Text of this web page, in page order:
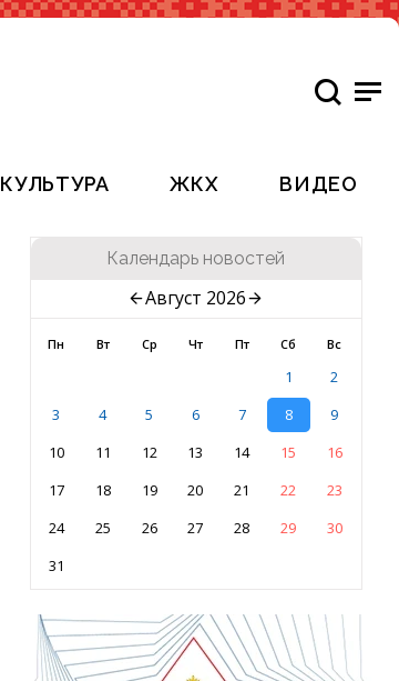
КУЛЬТУРА ЖКХ ВИДЕО
Календарь новостей
Август 2026
Пн Вт Ср Чт Пт Сб Вс
1
2
3
4 5 6 7 8
9
10
11 12 13 14 15
16
17
18 19 20 21 22
23
24
25 26 27 28 29
30
31